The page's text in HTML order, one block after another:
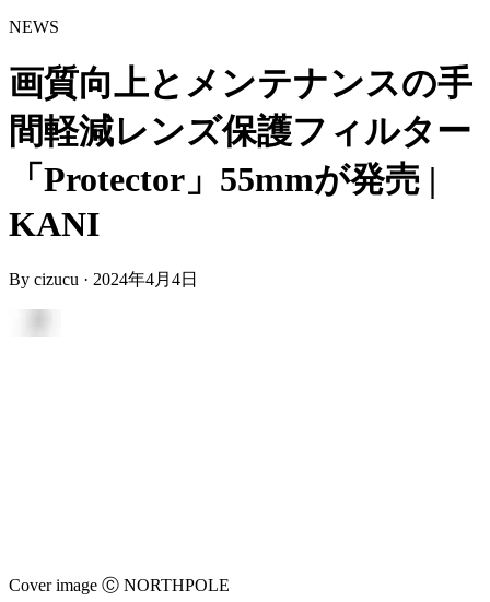
NEWS
画質向上とメンテナンスの手
間軽減レンズ保護フィルター
「Protector」55mmが発売 |
KANI
By cizucu · 2024年4月4日
Cover image Ⓒ NORTHPOLE